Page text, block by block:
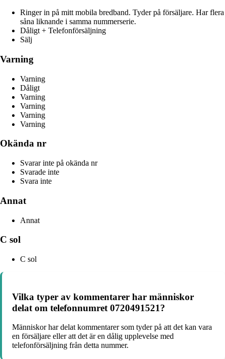
Ringer in på mitt mobila bredband. Tyder på försäljare. Har flera
såna liknande i samma nummerserie.
Dåligt + Telefonförsäljning
Sälj
Varning
Varning
Dåligt
Varning
Varning
Varning
Varning
Okända nr
Svarar inte på okända nr
Svarade inte
Svara inte
Annat
Annat
C sol
C sol
Vilka typer av kommentarer har människor
delat om telefonnumret 0720491521?
Människor har delat kommentarer som tyder på att det kan vara
en försäljare eller att det är en dålig upplevelse med
telefonförsäljning från detta nummer.